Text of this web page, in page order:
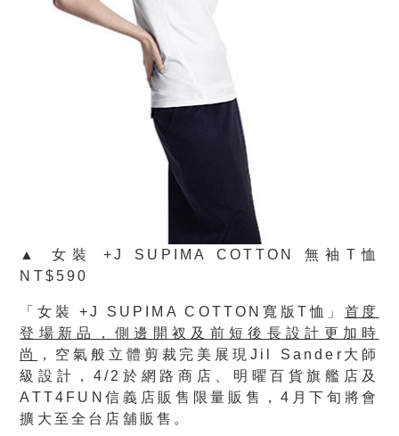
▲ 女裝 +J SUPIMA COTTON 無袖T恤
NT$590
「女裝 +J SUPIMA COTTON寬版T恤」 首度
登場新品，側邊開衩及前短後長設計更加時
尚
，空氣般立體剪裁完美展現Jil Sander大師
級設計，4/2於網路商店、明曜百貨旗艦店及
ATT4FUN信義店販售限量販售，4月下旬將會
擴大至全台店舖販售。